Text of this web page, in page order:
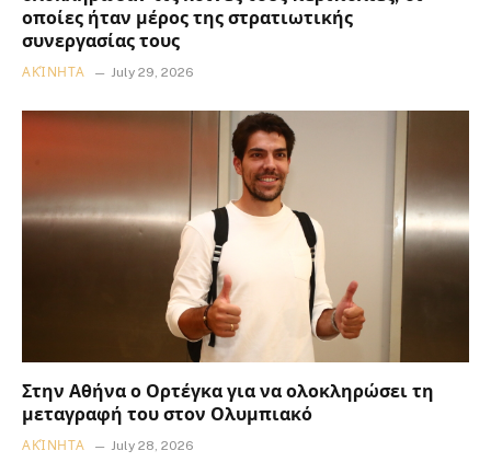
οποίες ήταν μέρος της στρατιωτικής
συνεργασίας τους
ΑΚΊΝΗΤΑ July 29, 2026
Στην Αθήνα ο Ορτέγκα για να ολοκληρώσει τη
μεταγραφή του στον Ολυμπιακό
ΑΚΊΝΗΤΑ July 28, 2026